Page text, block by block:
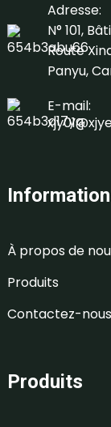
Adresse:
N° 101,
Route
Panyu,
E-mail:
À propos de
Produits
Contactez-nous
Produits